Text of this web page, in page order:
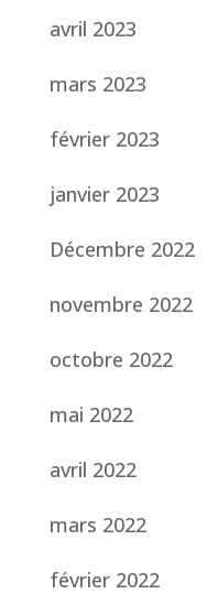
avril 2023
mars 2023
février 2023
janvier 2023
Décembre 2022
novembre 2022
octobre 2022
mai 2022
avril 2022
mars 2022
février 2022